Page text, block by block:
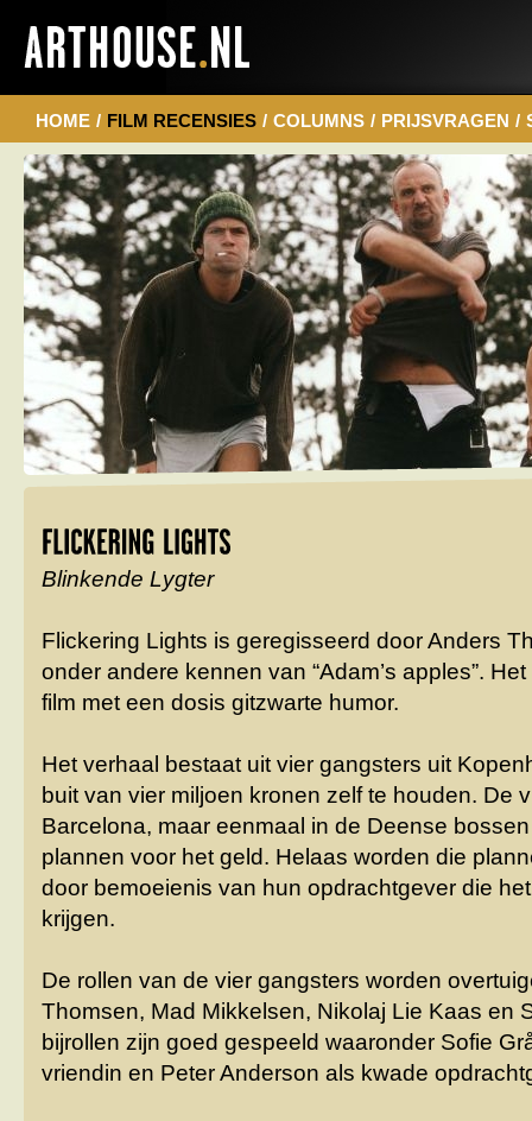
HOME / FILM RECENSIES / COLUMNS / PRIJSVRAGEN /
Blinkende Lygter
Flickering Lights is geregisseerd door Anders
onder andere kennen van “Adam’s apples”.
film met een dosis gitzwarte humor.
Het verhaal bestaat uit vier gangsters uit
buit van vier miljoen kronen zelf te houden. De
Barcelona, maar eenmaal in de Deense
plannen voor het geld. Helaas worden die
door bemoeienis van hun opdrachtgever die
krijgen.
De rollen van de vier gangsters worden
Thomsen, Mad Mikkelsen, Nikolaj Lie Kaas en
bijrollen zijn goed gespeeld waaronder Sofie
vriendin en Peter Anderson als kwade